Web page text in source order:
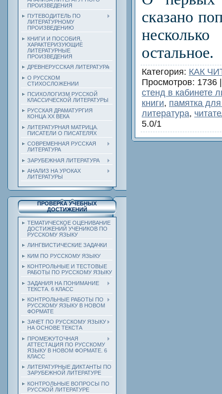
ПРОИЗВЕДЕНИЯ
ПУТЕВОДИТЕЛЬ ПО
ЛИТЕРАТУРНОМУ
ПРОИЗВЕДЕНИЮ
КНИГИ И ПОСОБИЯ,
ХАРАКТЕРИЗУЮЩИЕ
ЛИТЕРАТУРНЫЕ
ПРОИЗВЕДЕНИЯ
ДРЕВНЕРУССКАЯ ЛИТЕРАТУРА
О РУССКОМ
СТИХОСЛОЖЕНИИ
ПСИХОЛОГИЗМ РУССКОЙ
КЛАССИЧЕСКОЙ ЛИТЕРАТУРЫ
РУССКАЯ ДРАМАТУРГИЯ
КОНЦА ХХ ВЕКА
ЛИТЕРАТУРНАЯ МАТРИЦА.
ПИСАТЕЛИ О ПИСАТЕЛЯХ
СОВРЕМЕННАЯ РУССКАЯ
ЛИТЕРАТУРА
ЗАРУБЕЖНАЯ ЛИТЕРАТУРА
АНАЛИЗ НА УРОКАХ
ЛИТЕРАТУРЫ
ПРОВЕРКА УЧЕБНЫХ
ДОСТИЖЕНИЙ
ТЕМАТИЧЕСКОЕ ОЦЕНИВАНИЕ
ДОСТИЖЕНИЙ УЧЕНИКОВ ПО
РУССКОМУ ЯЗЫКУ
ЛИНГВИСТИЧЕСКИЕ ЗАДАЧКИ
КИМ ПО РУССКОМУ ЯЗЫКУ
КОНТРОЛЬНЫЕ И ТЕСТОВЫЕ
РАБОТЫ ПО РУССКОМУ ЯЗЫКУ
ЗАДАНИЯ НА ПОНИМАНИЕ
ТЕКСТА. 6 КЛАСС
КОНТРОЛЬНЫЕ РАБОТЫ ПО
РУССКОМУ ЯЗЫКУ В НОВОМ
ФОРМАТЕ
ЗАЧЕТ ПО РУССКОМУ ЯЗЫКУ
НА ОСНОВЕ ТЕКСТА
ПРОМЕЖУТОЧНАЯ
АТТЕСТАЦИЯ ПО РУССКОМУ
ЯЗЫКУ В НОВОМ ФОРМАТЕ. 6
КЛАСС
ЛИТЕРАТУРНЫЕ ДИКТАНТЫ ПО
ЗАРУБЕЖНОЙ ЛИТЕРАТУРЕ
КОНТРОЛЬНЫЕ ВОПРОСЫ ПО
РУССКОЙ ЛИТЕРАТУРЕ
сказано
остальное.
Категория: КАК
Просмотров: 1736
стенд в кабинете
книги, памятка
литература,
5.0/1